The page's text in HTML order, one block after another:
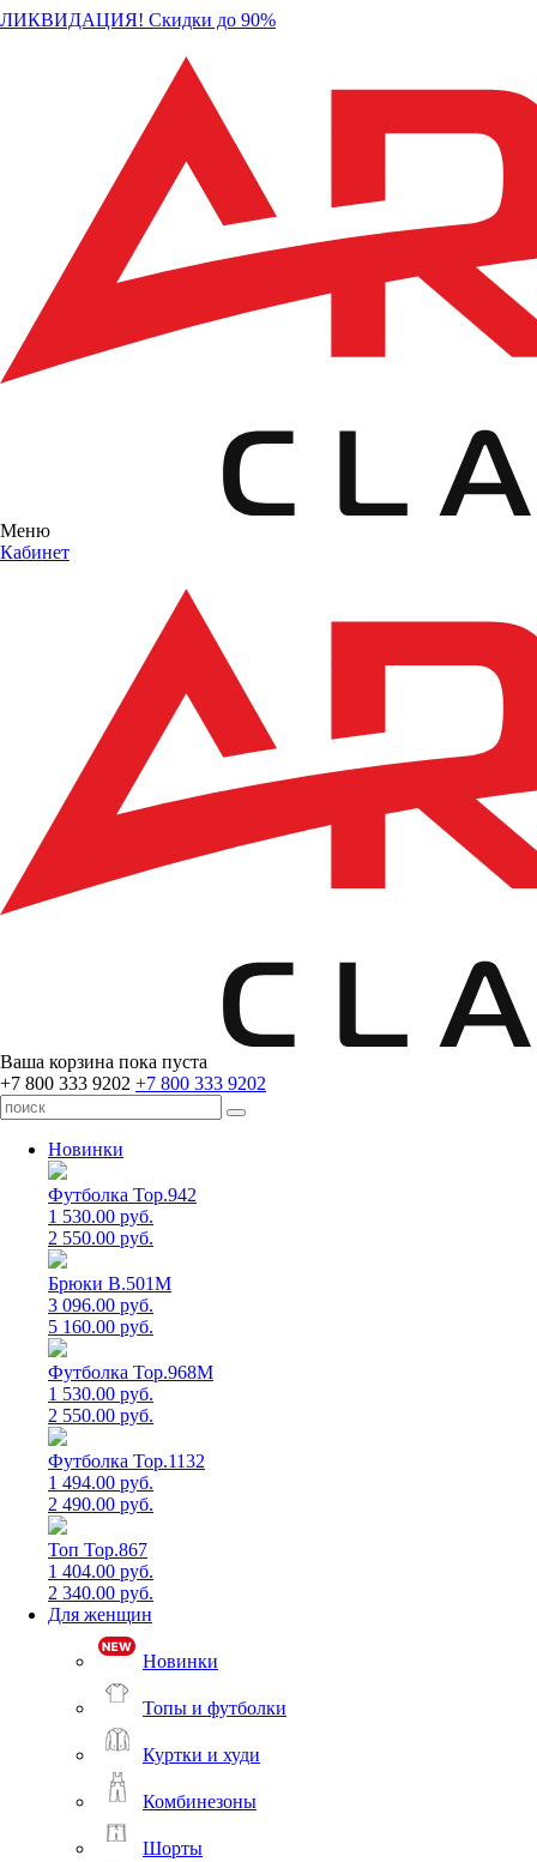
ЛИКВИДАЦИЯ! Скидки до 90%
Меню
Кабинет
Ваша корзина пока пуста
+7 800 333 9202 +7 800 333 9202
Новинки
Футболка Top.942
1 530.00 руб.
2 550.00 руб.
Брюки B.501M
3 096.00 руб.
5 160.00 руб.
Футболка Top.968M
1 530.00 руб.
2 550.00 руб.
Футболка Top.1132
1 494.00 руб.
2 490.00 руб.
Топ Top.867
1 404.00 руб.
2 340.00 руб.
Для женщин
Новинки
Топы и футболки
Куртки и худи
Комбинезоны
Шорты